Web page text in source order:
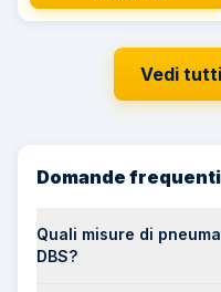
Vedi
Domande
Quali misure di
DBS?